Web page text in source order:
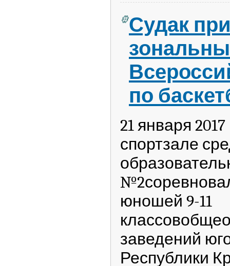
Судак
по
21 января
спортзале
юношей 9-11
заведений
Республики